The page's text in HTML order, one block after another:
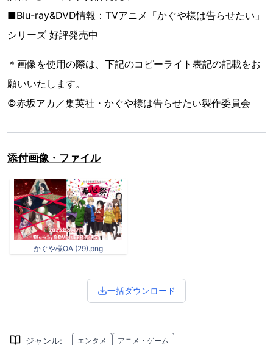
■Blu-ray&DVD情報：TVアニメ「かぐや様は告らせたい」
シリーズ 好評発売中
＊画像を使用の際は、下記のコピーライト表記の記載をお
願いいたします。
©赤坂アカ／集英社・かぐや様は告らせたい製作委員会
添付画像・ファイル
かぐや様OA (29).png
一括ダウンロード
ジャンル: エンタメ アニメ・ゲーム